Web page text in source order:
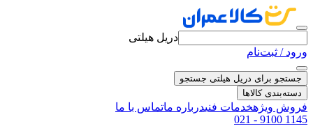
دریل هیلتی
ورود / ثبت‌نام
جستجو برای دریل هیلتی جستجو
دسته‌بندی کالاها
فروش ویژهخدمات فنیدرباره ماتماس با ما
021 - 9100 1145